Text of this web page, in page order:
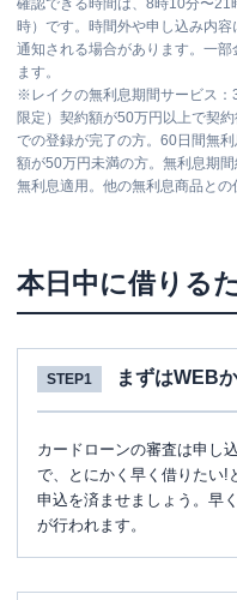
確認できる時間は、8時10分〜
時）です。時間外や申し込み内
通知される場合があります。一
ます。
※ レイクの無利息期間サービス
限定）契約額が50万円以上で契
での登録が完了の方。60日間無
額が50万円未満の方。無利息期
無利息適用。他の無利息商品との
本日中に借りる
STEP1 まずはWEB
カードローンの審査は申し
で、とにかく早く借りたい!
申込を済ませましょう。早
が行われます。